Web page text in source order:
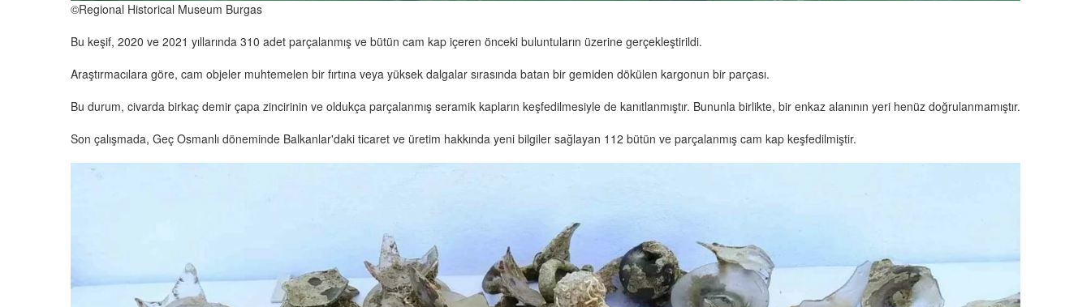
©Regional Historical Museum Burgas
Bu keşif, 2020 ve 2021 yıllarında 310 adet parçalanmış ve bütün cam kap içeren önceki buluntuların üzerine gerçekleştirildi.
Araştırmacılara göre, cam objeler muhtemelen bir fırtına veya yüksek dalgalar sırasında batan bir gemiden dökülen kargonun bir parçası.
Bu durum, civarda birkaç demir çapa zincirinin ve oldukça parçalanmış seramik kapların keşfedilmesiyle de kanıtlanmıştır. Bununla birlikte, bir enkaz alanının yeri henüz doğrulanmamıştır.
Son çalışmada, Geç Osmanlı döneminde Balkanlar'daki ticaret ve üretim hakkında yeni bilgiler sağlayan 112 bütün ve parçalanmış cam kap keşfedilmiştir.